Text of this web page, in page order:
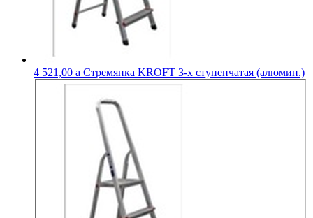
4 521,00 a Стремянка KROFT 3-х ступенчатая (алюмин.)